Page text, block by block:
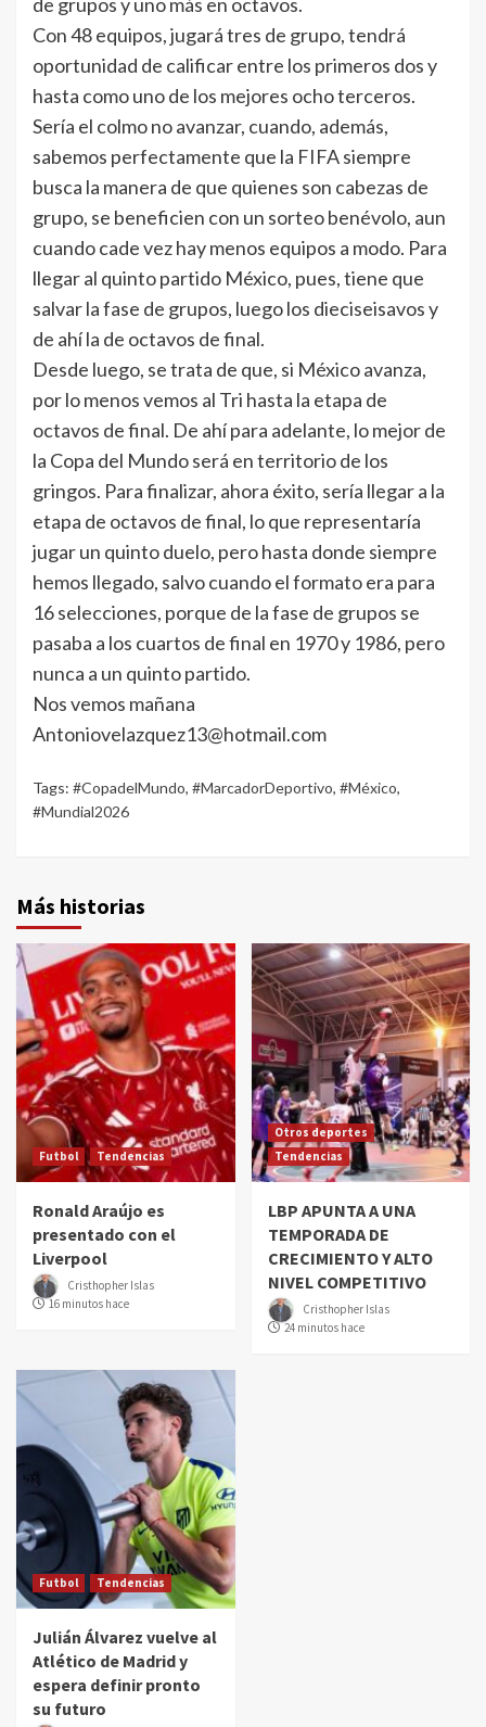
de grupos y uno más en octavos.
Con 48 equipos, jugará tres de grupo, tendrá
oportunidad de calificar entre los primeros dos y
hasta como uno de los mejores ocho terceros.
Sería el colmo no avanzar, cuando, además,
sabemos perfectamente que la FIFA siempre
busca la manera de que quienes son cabezas de
grupo, se beneficien con un sorteo benévolo, aun
cuando cade vez hay menos equipos a modo. Para
llegar al quinto partido México, pues, tiene que
salvar la fase de grupos, luego los dieciseisavos y
de ahí la de octavos de final.
Desde luego, se trata de que, si México avanza,
por lo menos vemos al Tri hasta la etapa de
octavos de final. De ahí para adelante, lo mejor de
la Copa del Mundo será en territorio de los
gringos. Para finalizar, ahora éxito, sería llegar a la
etapa de octavos de final, lo que representaría
jugar un quinto duelo, pero hasta donde siempre
hemos llegado, salvo cuando el formato era para
16 selecciones, porque de la fase de grupos se
pasaba a los cuartos de final en 1970 y 1986, pero
nunca a un quinto partido.
Nos vemos mañana
Antoniovelazquez13@hotmail.com
Tags: #CopadelMundo, #MarcadorDeportivo, #México,
#Mundial2026
Más historias
Futbol Tendencias
Ronald Araújo es
presentado con el
Liverpool
Cristhopher Islas
16 minutos hace
Otros deportes
Tendencias
LBP APUNTA A UNA
TEMPORADA DE
CRECIMIENTO Y ALTO
NIVEL COMPETITIVO
Cristhopher Islas
24 minutos hace
Futbol Tendencias
Julián Álvarez vuelve al
Atlético de Madrid y
espera definir pronto
su futuro